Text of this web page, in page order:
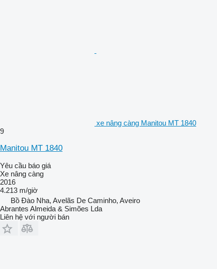
xe nâng càng Manitou MT 1840
9
Manitou MT 1840
Yêu cầu báo giá
Xe nâng càng
2016
4.213 m/giờ
Bồ Đào Nha, Avelãs De Caminho, Aveiro
Abrantes Almeida & Simões Lda
Liên hệ với người bán